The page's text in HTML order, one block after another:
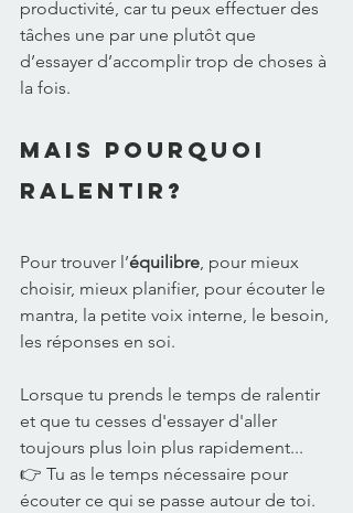
productivité, car tu peux effectuer des
tâches une par une plutôt que
d’essayer d’accomplir trop de choses à
la fois.
Mais pourquoi
ralentir?
Pour trouver l’équilibre, pour mieux
choisir, mieux planifier, pour écouter le
mantra, la petite voix interne, le besoin,
les réponses en soi.
Lorsque tu prends le temps de ralentir
et que tu cesses d'essayer d'aller
toujours plus loin plus rapidement...
👉 Tu as le temps nécessaire pour
écouter ce qui se passe autour de toi.